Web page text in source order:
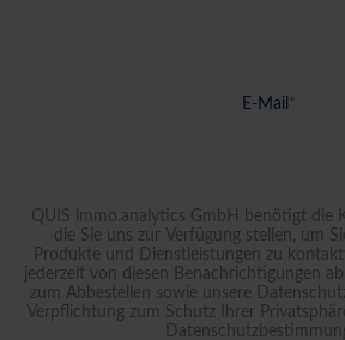
E-Mail *
QUIS immo.analytics GmbH benötigt die
die Sie uns zur Verfügung stellen, um
Produkte und Dienstleistungen zu
jederzeit von diesen Benachrichtigungen
zum Abbestellen sowie unsere
Verpflichtung zum Schutz Ihrer